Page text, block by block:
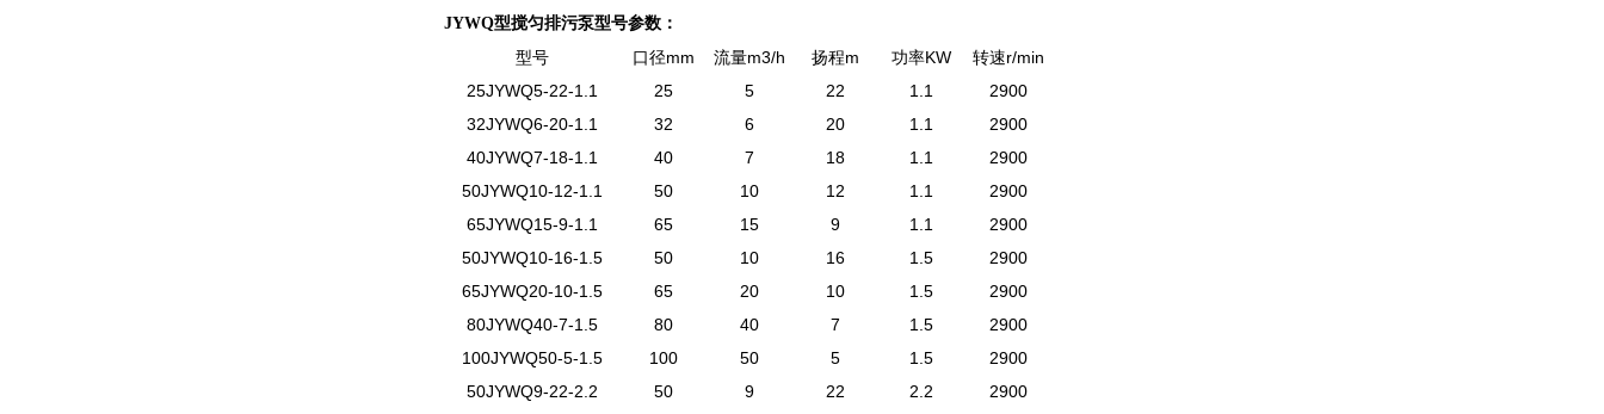
JYWQ型搅匀排污泵型号参数：
型号 口径mm 流量m3/h 扬程m 功率KW
转速r/min
25JYWQ5-22-1.1
25 5 22 1.1
2900
32JYWQ6-20-1.1
32 6 20 1.1
2900
40JYWQ7-18-1.1
40 7 18 1.1
2900
50JYWQ10-12-1.1
50 10 12 1.1
2900
65JYWQ15-9-1.1
65 15 9 1.1
2900
50JYWQ10-16-1.5
50 10 16 1.5
2900
65JYWQ20-10-1.5
65 20 10 1.5
2900
80JYWQ40-7-1.5
80 40 7 1.5
2900
100JYWQ50-5-1.5
100 50 5 1.5
2900
50JYWQ9-22-2.2
50 9 22 2.2
2900